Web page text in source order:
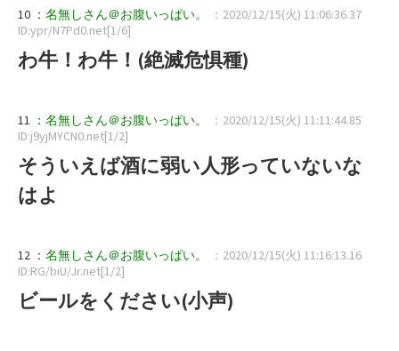
10 ： 名無しさん＠お腹いっぱい。
：2020/12/15(火) 11:06:36.37
ID:ypr/N7Pd0.net[1/6]
わ牛！わ牛！(絶滅危惧種)
11 ： 名無しさん＠お腹いっぱい。
：2020/12/15(火) 11:11:44.85
ID:j9yjMYCN0.net[1/2]
そういえば酒に弱い人形っていないな
はよ
12 ： 名無しさん＠お腹いっぱい。
：2020/12/15(火) 11:16:13.16
ID:RG/biU/Jr.net[1/2]
ビールをください(小声)